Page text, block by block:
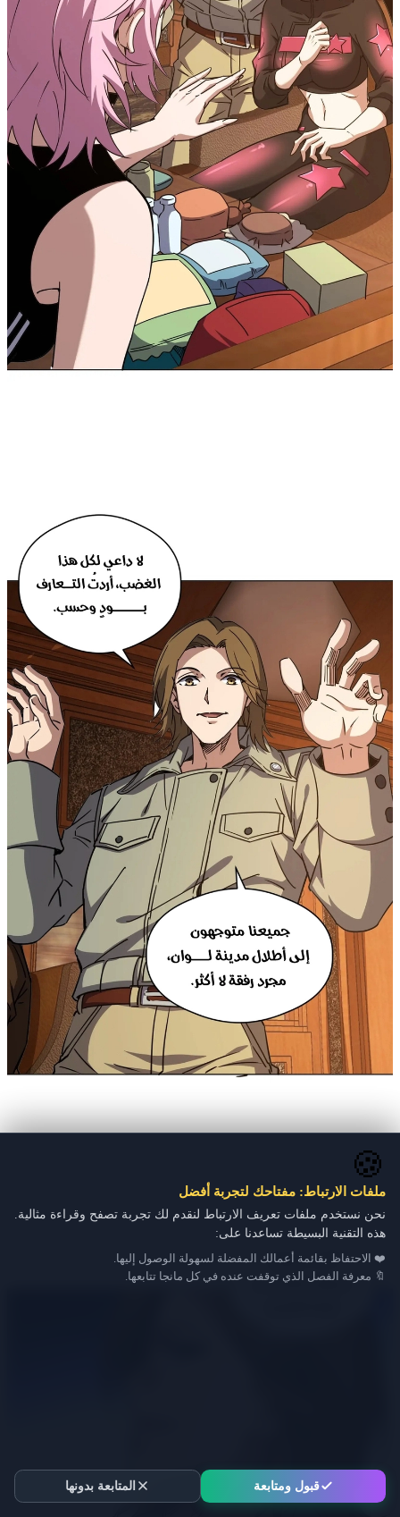
🍪
ملفات الارتباط: مفتاحك لتجربة أفضل
نحن نستخدم ملفات تعريف الارتباط لنقدم لك تجربة تصفح وقراءة مثالية.
هذه التقنية البسيطة تساعدنا على:
❤️ الاحتفاظ بقائمة أعمالك المفضلة لسهولة الوصول إليها.
🔖 معرفة الفصل الذي توقفت عنده في كل مانجا تتابعها.
قبول ومتابعة المتابعة بدونها